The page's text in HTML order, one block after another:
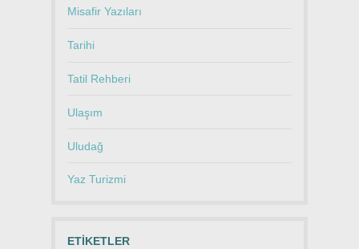
Misafir Yazıları
Tarihi
Tatil Rehberi
Ulaşım
Uludağ
Yaz Turizmi
ETIKETLER